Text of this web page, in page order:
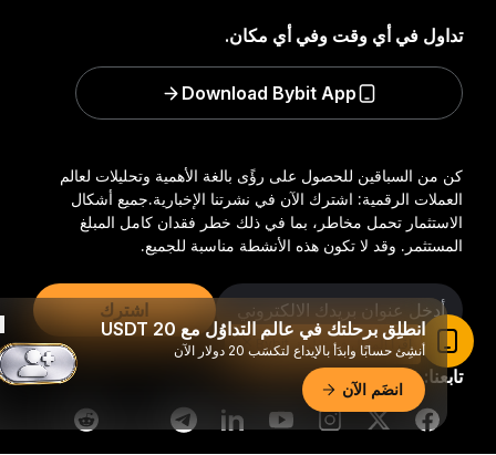
كن من السباقين للحصول على رؤًى بالغة الأهمية وتحليلات لعالم
العملات الرقمية: اشترك الآن في نشرتنا الإخبارية.جميع أشكال
الاستثمار تحمل مخاطر، بما في ذلك خطر فقدان كامل المبلغ
المستثمر. وقد لا تكون هذه الأنشطة مناسبة للجميع.
اشترك
تابعنا:
تداول في أي وقت وفي أي مكان.
Download Bybit App
انطلِق برحلتك في عالم التداوُل مع 20 USDT
أنشِئ حسابًا وابدَأ بالإيداع لتكسَب 20 دولار الآن
انضَم الآن
اقرأ المقال في تطبيق Bybit